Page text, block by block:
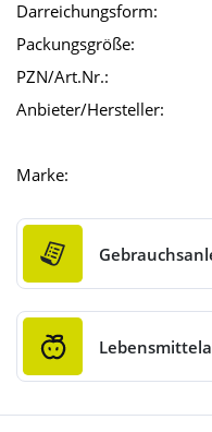
Darreichungsform:
Packungsgröße:
PZN/Art.Nr.:
Anbieter/Hersteller:
Marke: